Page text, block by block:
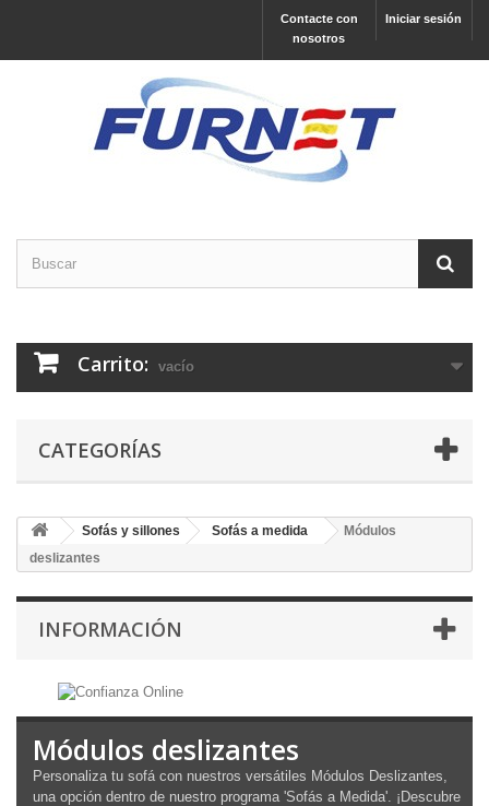
Iniciar sesión
Contacte con
nosotros
Carrito: vacío
CATEGORÍAS
Sofás y sillones Sofás a medida
Módulos
deslizantes
INFORMACIÓN
Módulos deslizantes
Personaliza tu sofá con nuestros versátiles Módulos Deslizantes,
una opción dentro de nuestro programa 'Sofás a Medida'. ¡Descubre